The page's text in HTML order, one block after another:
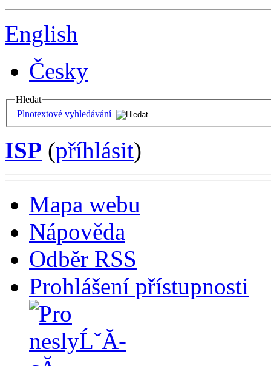
English
Česky
Hledat
Plnotextové vyhledávání
ISP (příhlásit)
Mapa webu
Nápověda
Odběr RSS
Prohlášení přístupnosti